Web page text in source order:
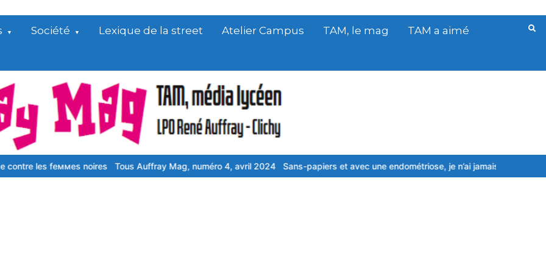
Société Lexique de la street Atelier Campus TAM, le mag TAM a aimé
fеммеѕ nоіrеѕ Tous Auffray Mag, numéro 4, avril 2024 Sans-papiers et avec une endométriose, je n’ai jamais baissé les bras